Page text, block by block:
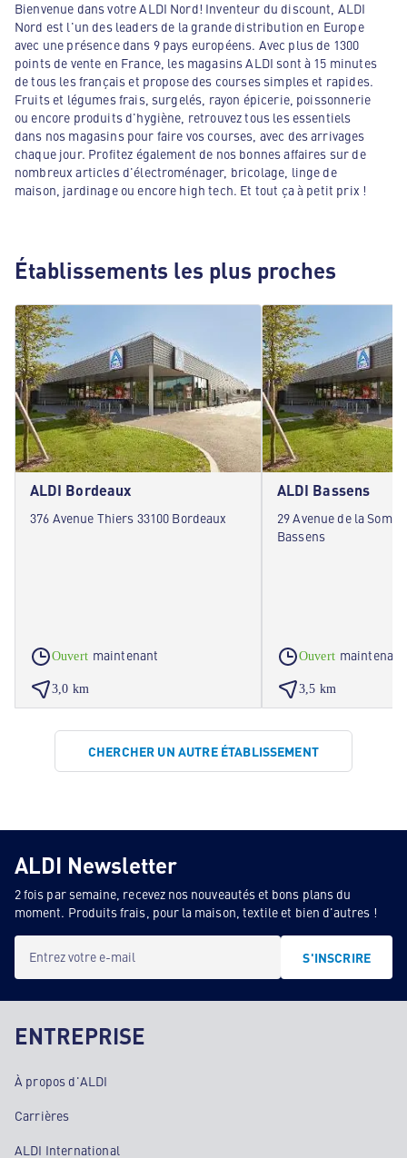
Bienvenue dans votre ALDI Nord! Inventeur du discount, ALDI
Nord est l'un des leaders de la grande distribution en Europe
avec une présence dans 9 pays européens. Avec plus de 1300
points de vente en France, les magasins ALDI sont à 15 minutes
de tous les français et propose des courses simples et rapides.
Fruits et légumes frais, surgelés, rayon épicerie, poissonnerie
ou encore produits d'hygiène, retrouvez tous les essentiels
dans nos magasins pour faire vos courses, avec des arrivages
chaque jour. Profitez également de nos bonnes affaires sur de
nombreux articles d'électroménager, bricolage, linge de
maison, jardinage ou encore high tech. Et tout ça à petit prix !
Établissements les plus proches
ALDI Bordeaux
376 Avenue Thiers 33100 Bordeaux
Ouvert maintenant
3,0 km
ALDI Bassens
29 Avenue de la
Bassens
Ouvert maintenant
3,5 km
CHERCHER UN AUTRE ÉTABLISSEMENT
ALDI Newsletter
2 fois par semaine, recevez nos nouveautés et bons plans du
moment. Produits frais, pour la maison, textile et bien d'autres !
Entrez votre e-mail S'INSCRIRE
ENTREPRISE
À propos d'ALDI
Carrières
ALDI International